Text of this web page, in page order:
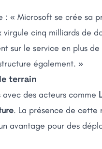
: « Microsoft se crée sa
cinq milliards de
sur le service en plus
également. »
terrain
des acteurs comme
. La présence de cette
avantage pour des